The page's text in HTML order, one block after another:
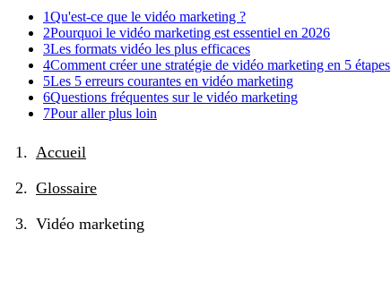
1Qu'est-ce que le vidéo marketing ?
2Pourquoi le vidéo marketing est essentiel en 2026
3Les formats vidéo les plus efficaces
4Comment créer une stratégie de vidéo marketing en 5 étapes
5Les 5 erreurs courantes en vidéo marketing
6Questions fréquentes sur le vidéo marketing
7Pour aller plus loin
Accueil
Glossaire
Vidéo marketing